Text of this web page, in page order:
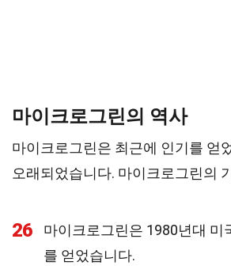
마이크로그린의 역사
마이크로그린은 최근에 인기를 얻
오래되었습니다. 마이크로그린의
26
마이크로그린은 1980년대 미
를 얻었습니다.